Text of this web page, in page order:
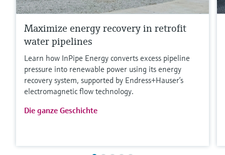
Maximize energy recovery in retrofit
water pipelines
Learn how InPipe Energy converts excess pipeline
pressure into renewable power using its energy
recovery system, supported by Endress+Hauser’s
electromagnetic flow technology.
Die ganze Geschichte